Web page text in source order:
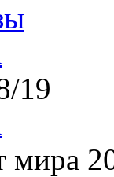
19
мира